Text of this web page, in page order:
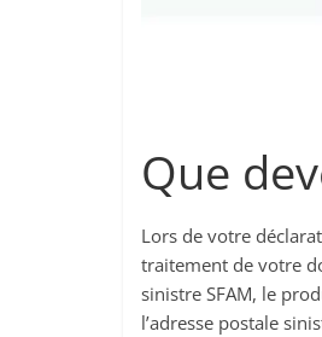
Que
Lors de votre
traitement de votre
sinistre SFAM, le
l’adresse postale